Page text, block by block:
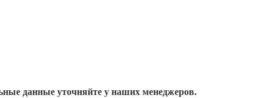
данные уточняйте у наших менеджеров.